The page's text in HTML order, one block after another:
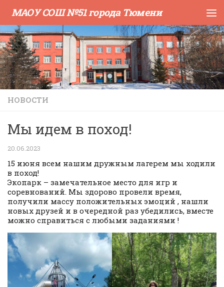
Skip to content
МАОУ СОШ №51 города Тюмени
НОВОСТИ
Мы идем в поход!
20.06.2023
15 июня всем нашим дружным лагерем мы ходили
в поход!
Экопарк – замечательное место для игр и
соревнований. Мы здорово провели время,
получили массу положительных эмоций , нашли
новых друзей и в очередной раз убедились, вместе
можно справиться с любыми заданиями !